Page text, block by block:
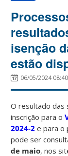
isenção
estão
06/05/2024 08:40
O resultado das
inscrição para o
2024-2 e para o
pode ser
de maio, nos